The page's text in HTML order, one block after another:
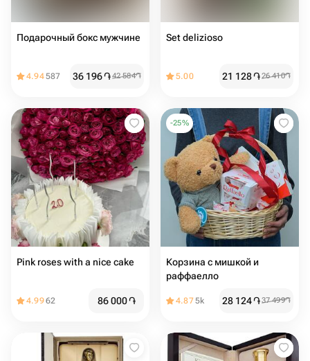
Подарочный бокс мужчине
4.94587 36 196֏42 584֏
Set delizioso
5.00 21 128֏26 410֏
Pink roses with a nice cake
4.9962 86 000֏
-25%
Корзина с мишкой и
раффаелло
4.875k 28 124֏37 499֏